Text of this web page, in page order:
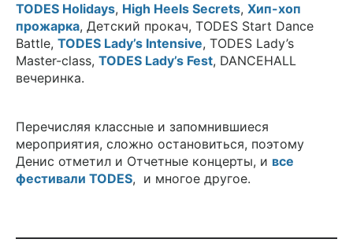
TODES Holidays, High Heels Secrets, Хип-хоп
прожарка, Детский прокач, TODES Start Dance
Battle, TODES Lady’s Intensive, TODES Lady’s
Master-class, TODES Lady’s Fest, DANCEHALL
вечеринка.
Перечисляя классные и запомнившиеся
мероприятия, сложно остановиться, поэтому
Денис отметил и Отчетные концерты, и все
фестивали TODES, и многое другое.